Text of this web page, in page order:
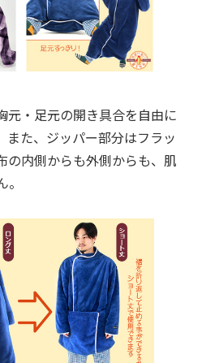
・足元の開き具合を自由に
また、ジッパー部分はフラッ
の内側からも外側からも、肌